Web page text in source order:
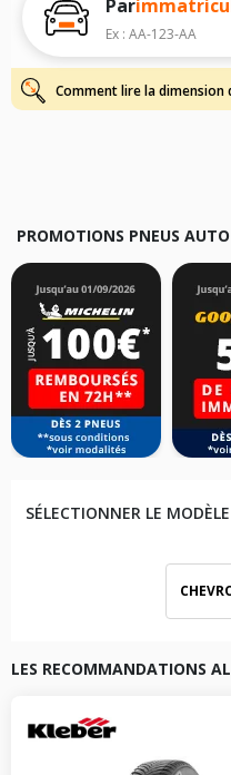
Pour cela, veuillez sélectionner
Les résultats de votre
fortement recommandé de
montés sur votre véhicule, sans
vitesse, indispensables pour
Par
Ex : AA-123-AA
Comment lire la dimension
PROMOTIONS PNEUS AUTO
SÉLECTIONNER LE
LES RECOMMANDATIONS